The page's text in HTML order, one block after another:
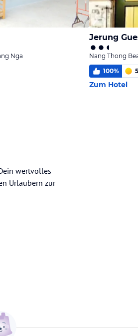
Nga
Jerung
Nang Thong
100%
Zum Hotel
wertvolles
Urlaubern zur